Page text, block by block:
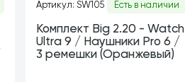
Артикул: SW105 Есть в наличии
Комплект Big 2.20 - Watch
Ultra 9 / Наушники Pro 6 /
3 ремешки (Оранжевый)